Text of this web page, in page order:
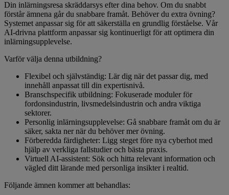
Din inlärningsresa skräddarsys efter dina behov. Om du snabbt
förstår ämnena går du snabbare framåt. Behöver du extra övning?
Systemet anpassar sig för att säkerställa en grundlig förståelse. Vår
AI-drivna plattform anpassar sig kontinuerligt för att optimera din
inlärningsupplevelse.
Varför välja denna utbildning?
Flexibel och självständig: Lär dig när det passar dig, med
innehåll anpassat till din expertisnivå.
Branschspecifik utbildning: Fokuserade moduler för
fordonsindustrin, livsmedelsindustrin och andra viktiga
sektorer.
Personlig inlärningsupplevelse: Gå snabbare framåt om du är
säker, sakta ner när du behöver mer övning.
Förberedda färdigheter: Ligg steget före nya cyberhot med
hjälp av verkliga fallstudier och bästa praxis.
Virtuell AI-assistent: Sök och hitta relevant information och
vägled ditt lärande med personliga insikter i realtid.
Följande ämnen kommer att behandlas: